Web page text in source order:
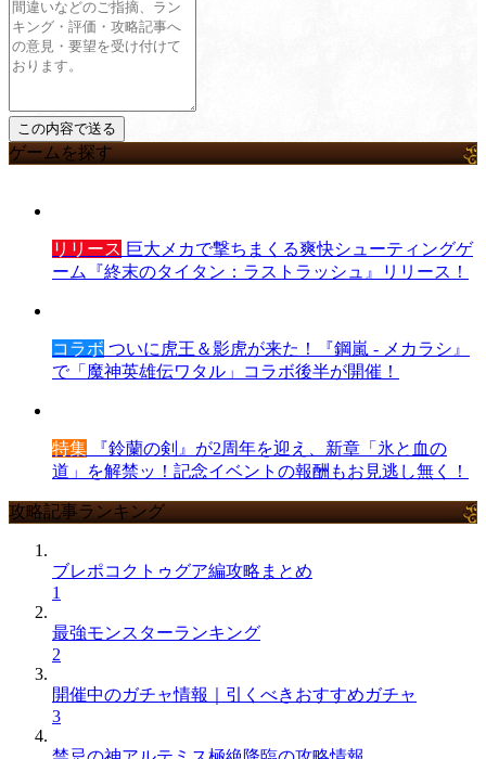
ゲームを探す
リリース 巨大メカで撃ちまくる爽快シューティングゲ
ーム『終末のタイタン：ラストラッシュ』リリース！
コラボ ついに虎王＆影虎が来た！『鋼嵐 - メカラシ』
で「魔神英雄伝ワタル」コラボ後半が開催！
特集 『鈴蘭の剣』が2周年を迎え、新章「氷と血の
道」を解禁ッ！記念イベントの報酬もお見逃し無く！
攻略記事ランキング
ブレポコクトゥグア編攻略まとめ
1
最強モンスターランキング
2
開催中のガチャ情報｜引くべきおすすめガチャ
3